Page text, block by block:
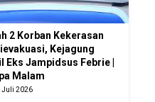
2 Korban Kekerasan
Kejagung
Eks Jampidsus Febrie |
Malam
Juli 2026